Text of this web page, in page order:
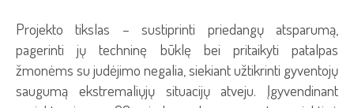
Projekto tikslas – sustiprinti priedangų atsparumą,
pagerinti jų techninę būklę bei pritaikyti patalpas
žmonėms su judėjimo negalia, siekiant užtikrinti gyventojų
saugumą ekstremaliųjų situacijų atveju. Įgyvendinant